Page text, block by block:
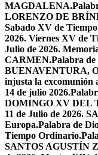
MAGDALENA.
LORENZO DE
Sabado XV de
2026. Viernes XV de
Julio de 2026.
CARMEN.Palabra de
BUENAVENTURA,
injusta la excomunión
14 de julio 2026.
DOMINGO XV DEL
11 de Julio de 2026.
Europa.Palabra de
Tiempo Ordinario.
SANTOS AGUSTÍN